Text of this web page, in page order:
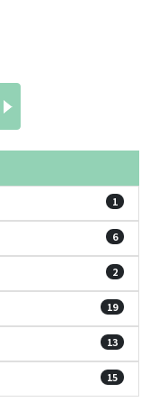
1
6
2
19
13
15